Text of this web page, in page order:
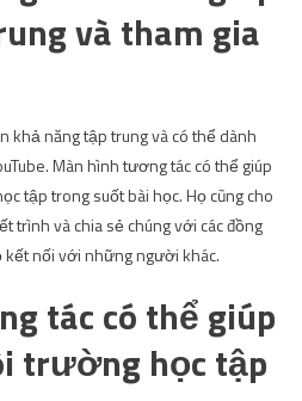
và tham gia
khả năng tập trung và có thể dành
Màn hình tương tác có thể giúp
tập trong suốt bài học. Họ cũng cho
trình và chia sẻ chúng với các đồng
kết nối với những người khác.
tác có thể giúp
trường học tập